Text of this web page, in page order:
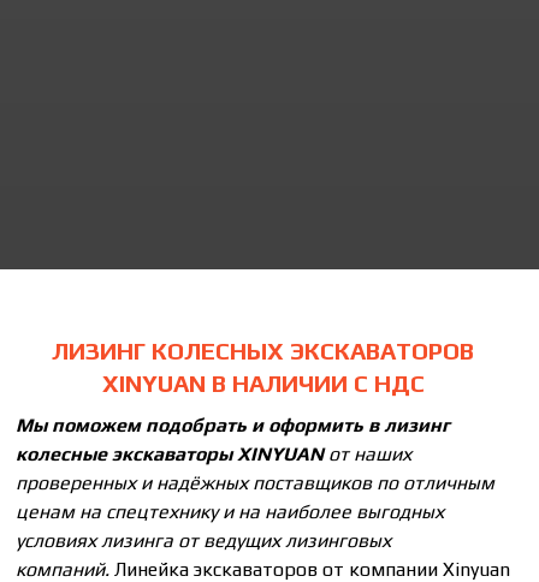
ЛИЗИНГ КОЛЕСНЫХ ЭКСКАВАТОРОВ
XINYUAN В НАЛИЧИИ С НДС
Мы поможем подобрать и оформить в лизинг
колесные экскаваторыXINYUANот наших
проверенных и надёжных поставщиков по отличным
ценам на спецтехнику и на наиболее выгодных
условиях лизинга от ведущих лизинговых
компаний. Линейка экскаваторов от компании Хinyuаn